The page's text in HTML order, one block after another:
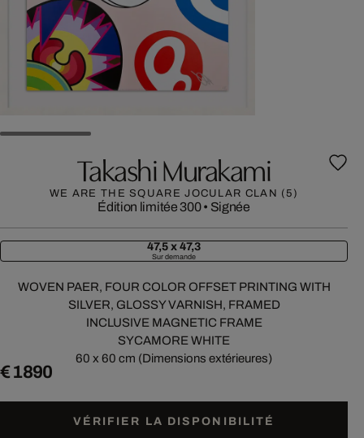
Takashi Murakami
WE ARE THE SQUARE JOCULAR CLAN (5)
Édition limitée 300• Signée
47,5 x 47,3
Sur demande
WOVEN PAER, FOUR COLOR OFFSET PRINTING WITH
SILVER, GLOSSY VARNISH, FRAMED
INCLUSIVE MAGNETIC FRAME
SYCAMORE WHITE
60 x 60 cm (Dimensions extérieures)
€ 1 890
VÉRIFIER LA DISPONIBILITÉ